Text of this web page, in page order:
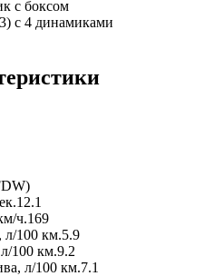
с боксом
с 4 динамиками
12.1
ч.169
л/100 км.5.9
100 км.9.2
л/100 км.7.1